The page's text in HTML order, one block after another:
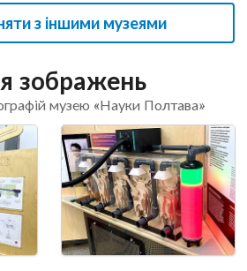
з іншими музеями
зображень
музею «Науки Полтава»